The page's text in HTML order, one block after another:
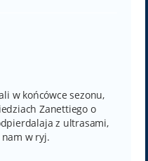
w końcówce sezonu,
Zanettiego o
z ultrasami,
w ryj.